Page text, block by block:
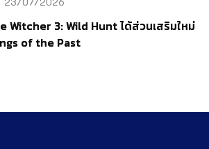
Witcher 3: Wild Hunt ได้ส่วนเสริมใหม่
of the Past